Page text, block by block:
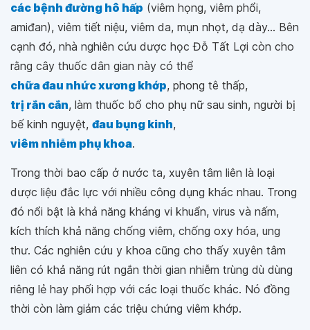
các bệnh đường hô hấp (viêm họng, viêm phổi,
amiđan), viêm tiết niệu, viêm da, mụn nhọt, dạ dày... Bên
cạnh đó, nhà nghiên cứu dược học Đỗ Tất Lợi còn cho
rằng cây thuốc dân gian này có thể
chữa đau nhức xương khớp, phong tê thấp,
trị rắn cắn, làm thuốc bổ cho phụ nữ sau sinh, người bị
bế kinh nguyệt, đau bụng kinh,
viêm nhiễm phụ khoa.
Trong thời bao cấp ở nước ta, xuyên tâm liên là loại
dược liệu đắc lực với nhiều công dụng khác nhau. Trong
đó nổi bật là khả năng kháng vi khuẩn, virus và nấm,
kích thích khả năng chống viêm, chống oxy hóa, ung
thư. Các nghiên cứu y khoa cũng cho thấy xuyên tâm
liên có khả năng rút ngắn thời gian nhiễm trùng dù dùng
riêng lẻ hay phối hợp với các loại thuốc khác. Nó đồng
thời còn làm giảm các triệu chứng viêm khớp.